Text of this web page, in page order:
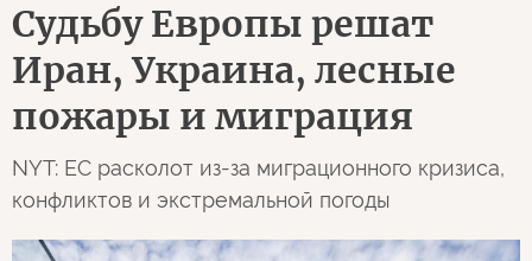
Судьбу Европы решат
Иран, Украина, лесные
пожары и миграция
NYT: ЕС расколот из-за миграционного кризиса,
конфликтов и экстремальной погоды